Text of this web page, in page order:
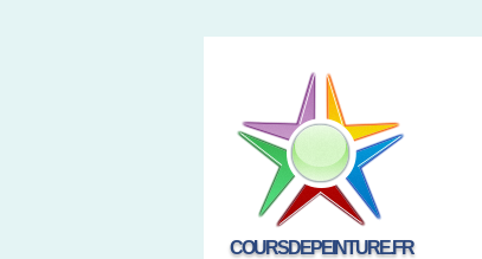
COURSDEPEINTURE.FR